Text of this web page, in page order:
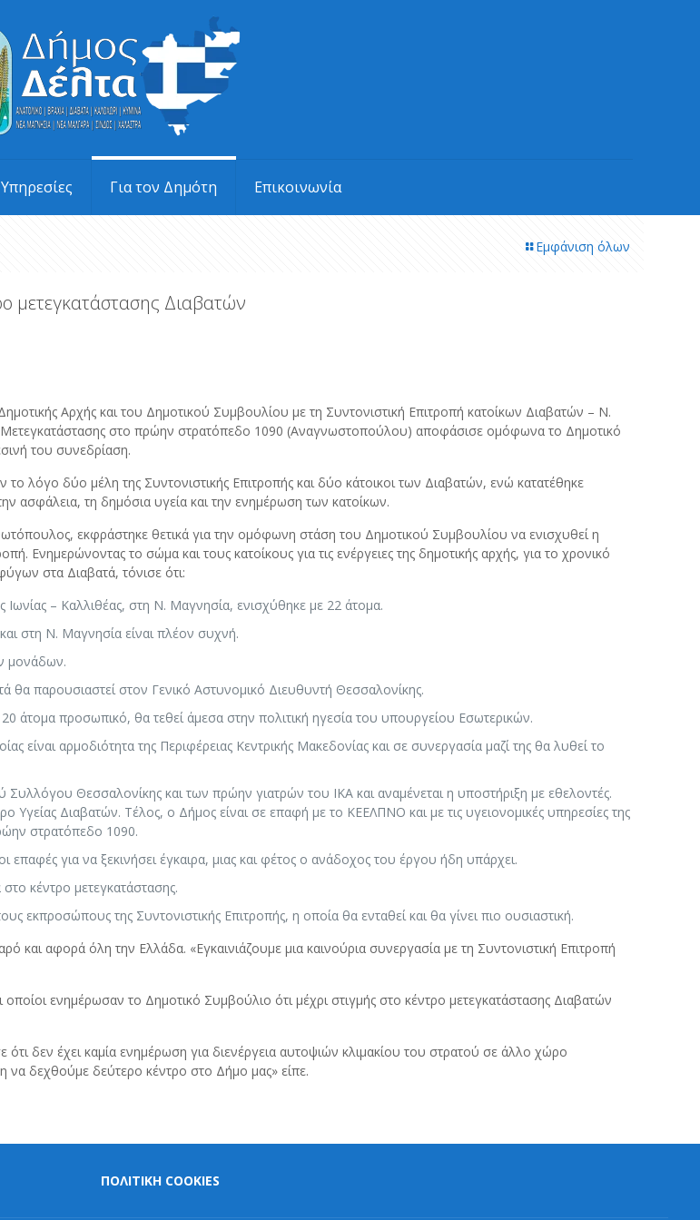
Για τον Δημότη Επικοινωνία
Εμφάνιση όλων
μετεγκατάστασης Διαβατών
Αρχής και του Δημοτικού Συμβουλίου με τη Συντονιστική Επιτροπή κατοίκων Διαβατών – Ν.
στο πρώην στρατόπεδο 1090 (Αναγνωστοπούλου) αποφάσισε ομόφωνα το Δημοτικό
του συνεδρίαση.
το λόγο δύο μέλη της Συντονιστικής Επιτροπής και δύο κάτοικοι των Διαβατών, ενώ κατατέθηκε
ασφάλεια, τη δημόσια υγεία και την ενημέρωση των κατοίκων.
εκφράστηκε θετικά για την ομόφωνη στάση του Δημοτικού Συμβουλίου να ενισχυθεί η
Ενημερώνοντας το σώμα και τους κατοίκους για τις ενέργειες της δημοτικής αρχής, για το χρονικό
στα Διαβατά, τόνισε ότι:
– Καλλιθέας, στη Ν. Μαγνησία, ενισχύθηκε με 22 άτομα.
στη Ν. Μαγνησία είναι πλέον συχνή.
μονάδων.
θα παρουσιαστεί στον Γενικό Αστυνομικό Διευθυντή Θεσσαλονίκης.
άτομα προσωπικό, θα τεθεί άμεσα στην πολιτική ηγεσία του υπουργείου Εσωτερικών.
αρμοδιότητα της Περιφέρειας Κεντρικής Μακεδονίας και σε συνεργασία μαζί της θα λυθεί το
Συλλόγου Θεσσαλονίκης και των πρώην γιατρών του ΙΚΑ και αναμένεται η υποστήριξη με εθελοντές.
Υγείας Διαβατών. Τέλος, ο Δήμος είναι σε επαφή με το ΚΕΕΛΠΝΟ και με τις υγειονομικές υπηρεσίες της
στρατόπεδο 1090.
για να ξεκινήσει έγκαιρα, μιας και φέτος ο ανάδοχος του έργου ήδη υπάρχει.
κέντρο μετεγκατάστασης.
εκπροσώπους της Συντονιστικής Επιτροπής, η οποία θα ενταθεί και θα γίνει πιο ουσιαστική.
αφορά όλη την Ελλάδα. «Εγκαινιάζουμε μια καινούρια συνεργασία με τη Συντονιστική Επιτροπή
ενημέρωσαν το Δημοτικό Συμβούλιο ότι μέχρι στιγμής στο κέντρο μετεγκατάστασης Διαβατών
δεν έχει καμία ενημέρωση για διενέργεια αυτοψιών κλιμακίου του στρατού σε άλλο χώρο
δεχθούμε δεύτερο κέντρο στο Δήμο μας» είπε.
ΠΟΛΙΤΙΚΗ COOKIES